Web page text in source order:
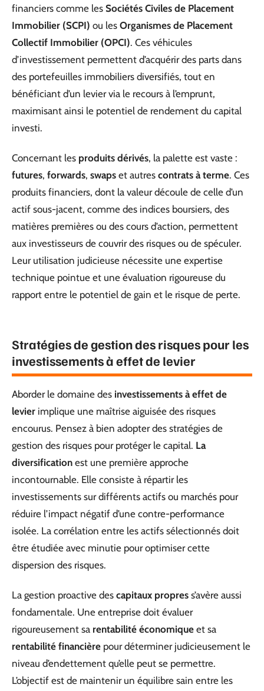
financiers comme les Sociétés Civiles de Placement
Immobilier (SCPI) ou les Organismes de Placement
Collectif Immobilier (OPCI). Ces véhicules
d’investissement permettent d’acquérir des parts dans
des portefeuilles immobiliers diversifiés, tout en
bénéficiant d’un levier via le recours à l’emprunt,
maximisant ainsi le potentiel de rendement du capital
investi.
Concernant les produits dérivés, la palette est vaste :
futures, forwards, swaps et autres contrats à terme. Ces
produits financiers, dont la valeur découle de celle d’un
actif sous-jacent, comme des indices boursiers, des
matières premières ou des cours d’action, permettent
aux investisseurs de couvrir des risques ou de spéculer.
Leur utilisation judicieuse nécessite une expertise
technique pointue et une évaluation rigoureuse du
rapport entre le potentiel de gain et le risque de perte.
Stratégies de gestion des risques pour les
investissements à effet de levier
Aborder le domaine des investissements à effet de
levier implique une maîtrise aiguisée des risques
encourus. Pensez à bien adopter des stratégies de
gestion des risques pour protéger le capital. La
diversification est une première approche
incontournable. Elle consiste à répartir les
investissements sur différents actifs ou marchés pour
réduire l’impact négatif d’une contre-performance
isolée. La corrélation entre les actifs sélectionnés doit
être étudiée avec minutie pour optimiser cette
dispersion des risques.
La gestion proactive des capitaux propres s’avère aussi
fondamentale. Une entreprise doit évaluer
rigoureusement sa rentabilité économique et sa
rentabilité financière pour déterminer judicieusement le
niveau d’endettement qu’elle peut se permettre.
L’objectif est de maintenir un équilibre sain entre les